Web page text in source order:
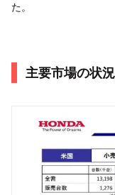
た。
主要市場の状